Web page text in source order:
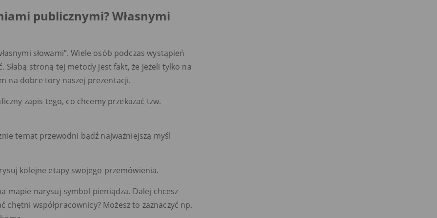
publicznymi? Własnymi
słowami”. Wiele osób podczas wystąpień
stroną tej metody jest fakt, że jeżeli tylko na
na dobre tory naszej prezentacji.
zapis tego, co chcemy przekazać tzw.
temat przewodni bądź najważniejszą myśl
kolejne etapy swojego przemówienia.
mapie narysuj symbol pieniądza. Dalej chcesz
współpracownicy? Możesz to zaznaczyć np.